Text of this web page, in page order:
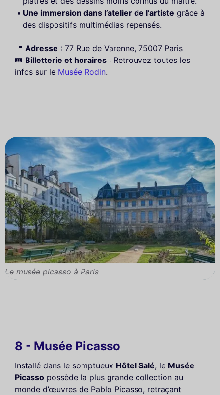
Une immersion dans l’atelier de l’artiste grâce à
des dispositifs multimédias repensés.
📍 Adresse : 77 Rue de Varenne, 75007 Paris
🎟️ Billetterie et horaires : Retrouvez toutes les
infos sur le Musée Rodin.
Le musée picasso à Paris
8 - Musée Picasso
Installé dans le somptueux Hôtel Salé, le Musée
Picasso possède la plus grande collection au
monde d’œuvres de Pablo Picasso, retraçant